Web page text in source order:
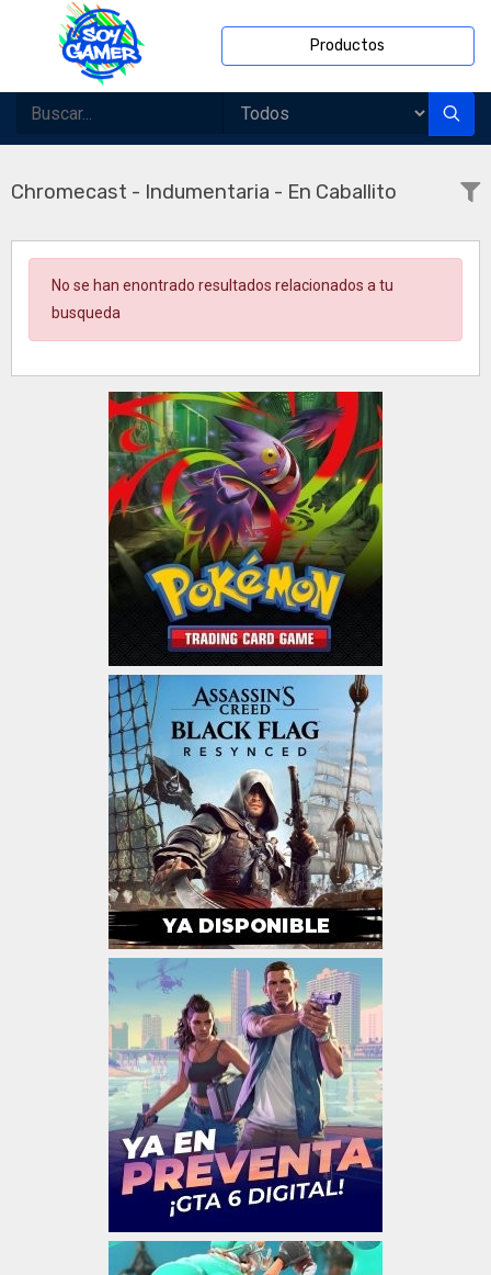
Productos
Chromecast - Indumentaria - En Caballito
No se han enontrado resultados relacionados a tu
busqueda